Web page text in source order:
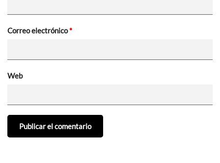
Correo electrónico*
Web